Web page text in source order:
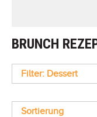
BRUNCH
Filter: Dessert
Sortierung